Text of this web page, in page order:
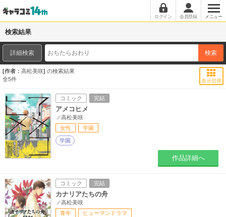
ログイン 会員登録 メニュー
検索結果
詳細検索 検索
作者： 高松美咲 の検索結果
全5件 表示切替
コミック 完結
アメコヒメ
高松美咲
女性
学園
学園
作品詳細へ
コミック 完結
カナリアたちの舟
高松美咲
青年
ヒューマンドラマ